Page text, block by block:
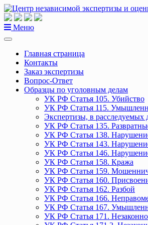
Перейти
к
содержанию
Меню
Главная страница
Контакты
Заказ экспертизы
Вопрос-Ответ
Образцы по уголовным делам
УК РФ Статья 105. Убийство
УК РФ Статья 115.
Экспертизы, в
УК РФ Статья 135.
УК РФ Статья 138.
УК РФ Статья 143.
УК РФ Статья 146.
УК РФ Статья 158. Кража
УК РФ Статья 159.
УК РФ Статья 160.
УК РФ Статья 162. Разбой
УК РФ Статья 166.
УК РФ Статья 167.
УК РФ Статья 171.